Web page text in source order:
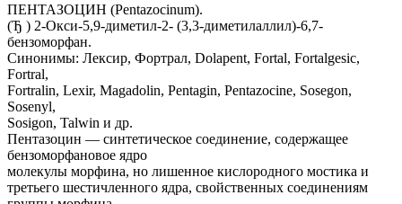
ПЕНТАЗОЦИН (Pentazocinum).
(Ђ ) 2-Окси-5,9-диметил-2- (3,3-диметилаллил)-6,7-
бензоморфан.
Синонимы: Лексир, Фортрал, Dolapent, Fortal, Fortalgesic,
Fortral,
Fortralin, Lexir, Magadolin, Pentagin, Pentazocine, Sosegon,
Sosenyl,
Sosigon, Talwin и др.
Пентазоцин — синтетическое соединение, содержащее
бензоморфановое ядро
молекулы морфина, но лишенное кислородного мостика и
третьего шестичленного ядра, свойственных соединениям